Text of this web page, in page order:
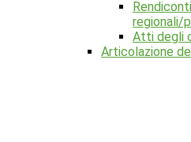
regionali/
Atti degli
Articolazione